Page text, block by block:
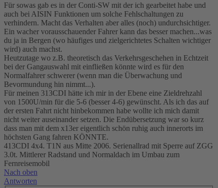
Für sowas gab es in der Conti-SW mit der ich gearbeitet habe und
auch bei AISIN Funktionen um solche Fehlschaltungen zu
verhindern. Macht das Verhalten aber alles (noch) undurchsichtiger.
Ein wacher vorausschauender Fahrer kann das besser machen...was
du ja in Bergen (wo häufiges und zielgerichtetes Schalten wichtiger
wird) auch machst.
Heutzutage wo z.B. theoretisch das Verkehrsgeschehen in Echtzeit
bei der Gangauswahl mit einfließen könnte wird es für den
Normalfahrer schwerer (wenn man die Überwachung und
Bevormundung hin nimmt...).
Für meinen 313CDI hätte ich mir in der Ebene eine Zieldrehzahl
von 1500U/min für die 5-6 (besser 4-6) gewünscht. Als ich das auf
der ersten Fahrt nicht hinbekommen habe wollte ich mich damit
nicht weiter auseinander setzen. Die Endübersetzung war so kurz
dass man mit dem x13er eigentlich schön ruhig auch innerorts im
höchsten Gang fahren KÖNNTE.
413CDI 4x4. T1N aus Mitte 2006. Serienallrad mit Sperre auf ZGG
3.0t. Mittlerer Radstand und Normaldach im Umbau zum
Fernreisemobil
Nach oben
Antworten